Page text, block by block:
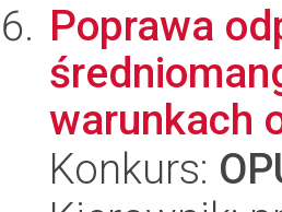
Poprawa
warunkach
Konkurs: